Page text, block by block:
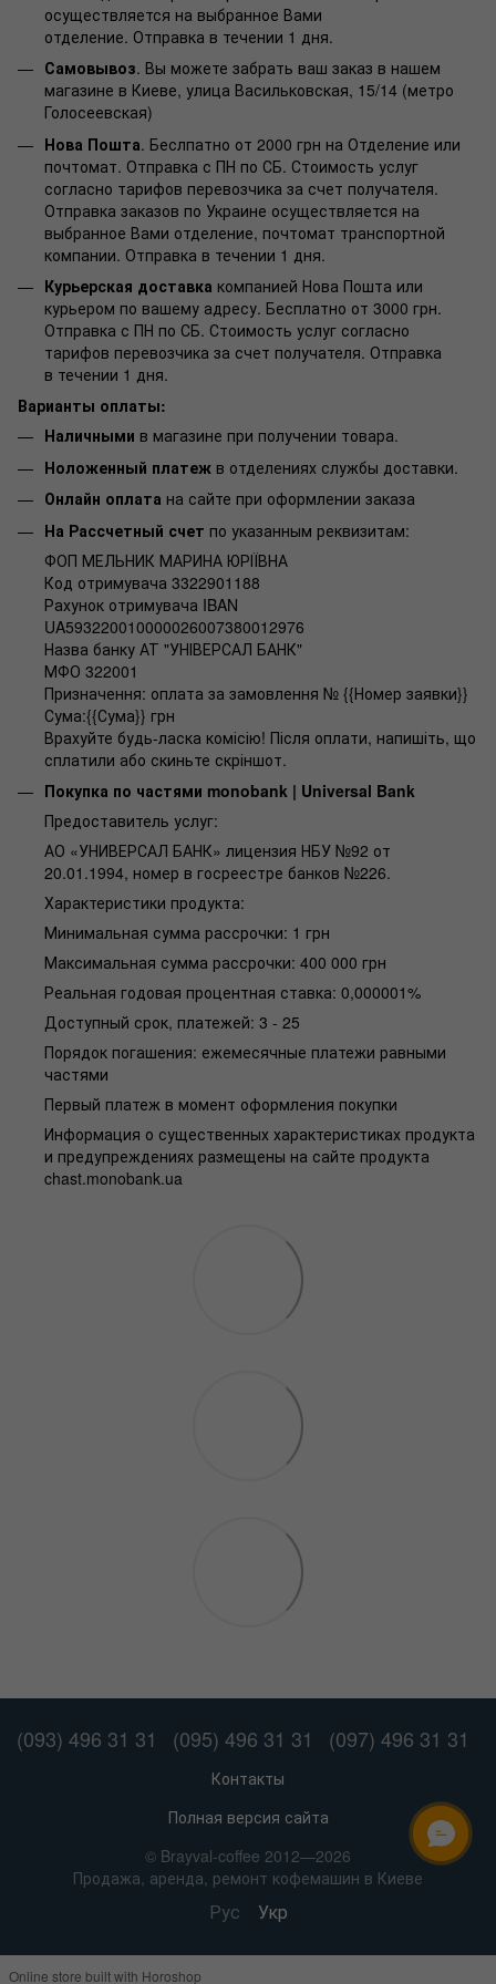
осуществляется на выбранное Вами
отделение. Отправка в течении 1 дня.
Самовывоз. Вы можете забрать ваш заказ в нашем
магазине в Киеве, улица Васильковская, 15/14 (метро
Голосеевская)
Нова Пошта. Беслпатно от 2000 грн на Отделение или
почтомат. Отправка с ПН по СБ. Стоимость услуг
согласно тарифов перевозчика за счет получателя.
Отправка заказов по Украине осуществляется на
выбранное Вами отделение, почтомат транспортной
компании. Отправка в течении 1 дня.
Курьерская доставка компанией Нова Пошта или
курьером по вашему адресу. Бесплатно от 3000 грн.
Отправка с ПН по СБ. Стоимость услуг согласно
тарифов перевозчика за счет получателя. Отправка
в течении 1 дня.
Варианты оплаты:
Наличными в магазине при получении товара.
Ноложенный платеж в отделениях службы доставки.
Онлайн оплата на сайте при оформлении заказа
На Рассчетный счет по указанным реквизитам:
ФОП МЕЛЬНИК МАРИНА ЮРІЇВНА
Код отримувача 3322901188
Рахунок отримувача IBAN
UA593220010000026007380012976
Назва банку АТ "УНІВЕРСАЛ БАНК"
МФО 322001
Призначення: оплата за замовлення № {{Номер заявки}}
Сума:{{Сума}} грн
Врахуйте будь-ласка комісію! Після оплати, напишіть, що
сплатили або скиньте скріншот.
Покупка по частями monobank | Universal Bank
Предоставитель услуг:
АО «УНИВЕРСАЛ БАНК» лицензия НБУ №92 от
20.01.1994, номер в госреестре банков №226.
Характеристики продукта:
Минимальная сумма рассрочки: 1 грн
Максимальная сумма рассрочки: 400 000 грн
Реальная годовая процентная ставка: 0,000001%
Доступный срок, платежей: 3 - 25
Порядок погашения: ежемесячные платежи равными
частями
Первый платеж в момент оформления покупки
Информация о существенных характеристиках продукта
и предупреждениях размещены на сайте продукта
chast.monobank.ua
(093) 496 31 31 (095) 496 31 31 (097) 496 31 31
Контакты
Полная версия сайта
© Brayval-coffee 2012—2026
Продажа, аренда, ремонт кофемашин в Киеве
Рус Укр
Online store built with Horoshop
ОНЛАЙН ЧАТ